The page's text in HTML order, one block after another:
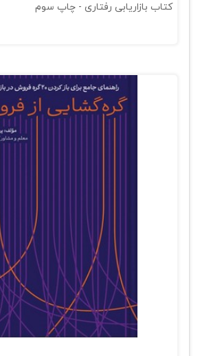
کتاب بازاریابی رفتاری - چاپ سوم